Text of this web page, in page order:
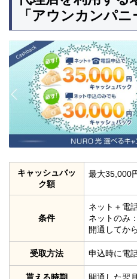
「アウンカンパ
キャッシュバッ
ク額
最大35,000
条件
ネット＋電
ネットのみ
開通してか
受取方法 申込時に電